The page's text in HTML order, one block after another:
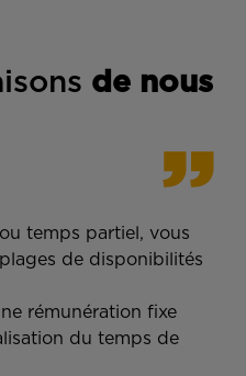
ons de nous
temps partiel, vous
de disponibilités
rémunération fixe
du temps de